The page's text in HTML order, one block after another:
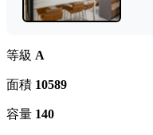
等級 A
面積 10589
容量 140